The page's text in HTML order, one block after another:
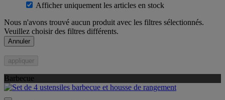
Afficher uniquement les articles en stock
Nous n'avons trouvé aucun produit avec les filtres sélectionnés.
Veuillez choisir des filtres différents.
Annuler
appliquer
Barbecue